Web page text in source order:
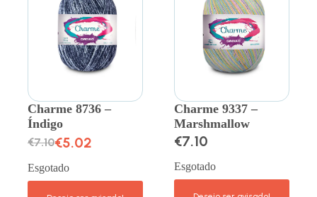
Charme 8736 –
Índigo
€7.10€5.02
Esgotado
Charme 9337 –
Marshmallow
€7.10
Esgotado